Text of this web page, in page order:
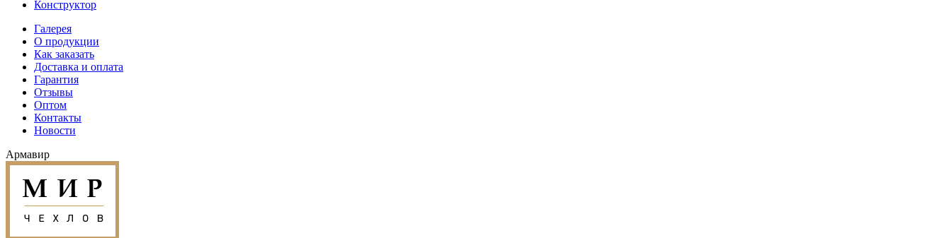
Конструктор
Галерея
О продукции
Как заказать
Доставка и оплата
Гарантия
Отзывы
Оптом
Контакты
Новости
Армавир